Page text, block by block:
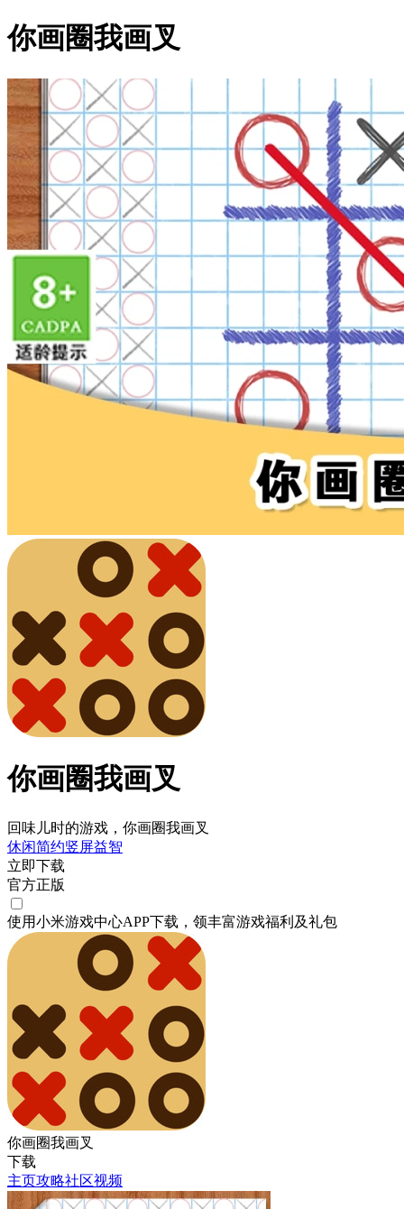
你画圈我画叉
你画圈我画叉
回味儿时的游戏，你画圈我画叉
休闲简约竖屏益智
立即下载
官方正版
使用小米游戏中心APP下载 ，领丰富游戏福利 及礼包
你画圈我画叉
下载
主页攻略社区视频